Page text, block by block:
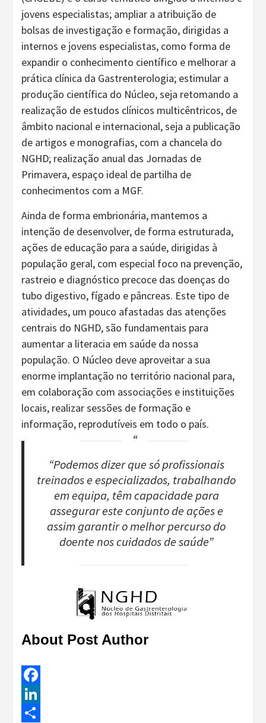
jovens especialistas; ampliar a atribuição de
bolsas de investigação e formação, dirigidas a
internos e jovens especialistas, como forma de
expandir o conhecimento científico e melhorar a
prática clínica da Gastrenterologia; estimular a
produção científica do Núcleo, seja retomando a
realização de estudos clínicos multicêntricos, de
âmbito nacional e internacional, seja a publicação
de artigos e monografias, com a chancela do
NGHD; realização anual das Jornadas de
Primavera, espaço ideal de partilha de
conhecimentos com a MGF.
Ainda de forma embrionária, mantemos a
intenção de desenvolver, de forma estruturada,
ações de educação para a saúde, dirigidas à
população geral, com especial foco na prevenção,
rastreio e diagnóstico precoce das doenças do
tubo digestivo, fígado e pâncreas. Este tipo de
atividades, um pouco afastadas das atenções
centrais do NGHD, são fundamentais para
aumentar a literacia em saúde da nossa
população. O Núcleo deve aproveitar a sua
enorme implantação no território nacional para,
em colaboração com associações e instituições
locais, realizar sessões de formação e
informação, reprodutíveis em todo o país.
“Podemos dizer que só profissionais
treinados e especializados, trabalhando
em equipa, têm capacidade para
assegurar este conjunto de ações e
assim garantir o melhor percurso do
doente nos cuidados de saúde”
About Post Author
Facebook
LinkedIn